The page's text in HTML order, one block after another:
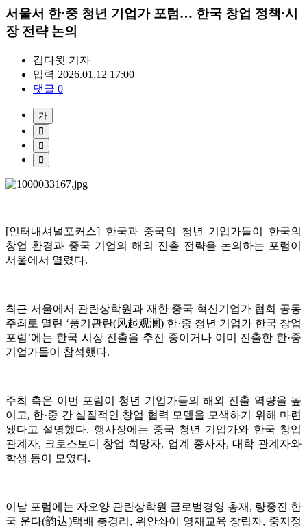
서울서 한·중 청년 기업가 포럼… 한국 창업 정책·시
장 전략 논의
김다윗 기자
입력 2026.01.12 17:00
댓글 0
가
[인터내셔널포커스] 한국과 중국의 청년 기업가들이 한국의
창업 환경과 중국 기업의 해외 진출 전략을 논의하는 포럼이
서울에서 열렸다.
최근 서울에서 관란상학원과 재한 중국 혁신기업가 협회 공동
주최로 열린 ‘풍기관란(风起观澜) 한·중 청년 기업가 한국 창업
포럼’에는 한국 시장 진출을 추진 중이거나 이미 진출한 한·중
기업가들이 참석했다.
주최 측은 이번 포럼이 청년 기업가들의 해외 진출 역량을 높
이고, 한·중 간 실질적인 창업 협력 모델을 모색하기 위해 마련
됐다고 설명했다. 행사장에는 중국 청년 기업가와 한국 창업
관계자, 크로스보더 창업 희망자, 업계 종사자, 대학 관계자와
학생 등이 모였다.
이날 포럼에는 자오양 관란상학원 글로벌경영 총재, 량중진 한
국 운다(韵达)택배 총경리, 위안솨이 영재교육 창립자, 중지정